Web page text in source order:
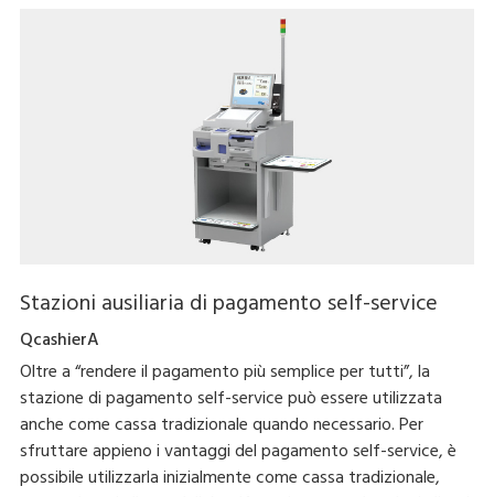
Stazioni ausiliaria di pagamento self-service
QcashierA
Oltre a “rendere il pagamento più semplice per tutti”, la
stazione di pagamento self-service può essere utilizzata
anche come cassa tradizionale quando necessario. Per
sfruttare appieno i vantaggi del pagamento self-service, è
possibile utilizzarla inizialmente come cassa tradizionale,